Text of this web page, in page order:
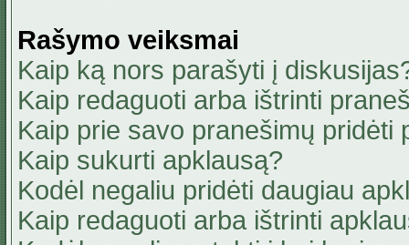
Rašymo veiksmai
Kaip ką nors parašyti į
Kaip redaguoti arba ištrinti
Kaip prie savo pranešimų pridėti
Kaip sukurti apklausą?
Kodėl negaliu pridėti daugiau
Kaip redaguoti arba ištrinti